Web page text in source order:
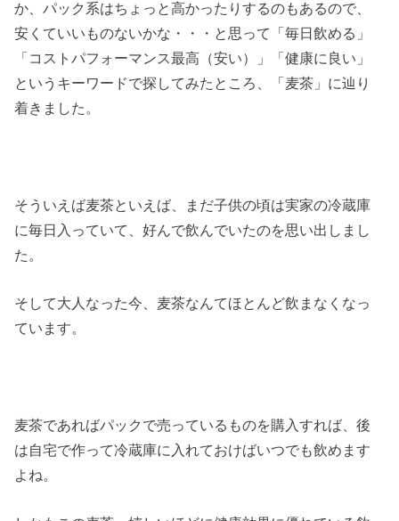
か、パック系はちょっと高かったりするのもあるので、
安くていいものないかな・・・と思って「毎日飲める」
「コストパフォーマンス最高（安い）」「健康に良い」
というキーワードで探してみたところ、「麦茶」に辿り
着きました。
そういえば麦茶といえば、まだ子供の頃は実家の冷蔵庫
に毎日入っていて、好んで飲んでいたのを思い出しまし
た。
そして大人なった今、麦茶なんてほとんど飲まなくなっ
ています。
麦茶であればパックで売っているものを購入すれば、後
は自宅で作って冷蔵庫に入れておけばいつでも飲めます
よね。